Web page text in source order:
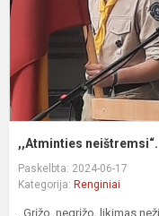
,,Atminties neištremsi“.
Paskelbta: 2024-06-17
Kategorija: Renginiai
,,Grįžo, negrįžo, likimas